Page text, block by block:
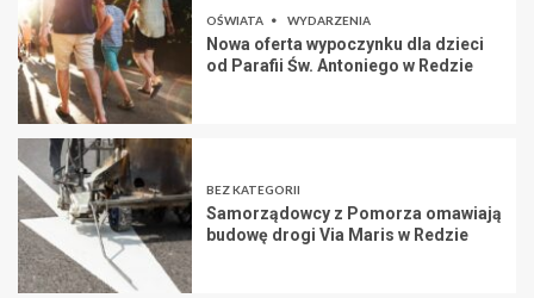
OŚWIATA WYDARZENIA
Nowa oferta wypoczynku dla dzieci
od Parafii Św. Antoniego w Redzie
BEZ KATEGORII
Samorządowcy z Pomorza omawiają
budowę drogi Via Maris w Redzie